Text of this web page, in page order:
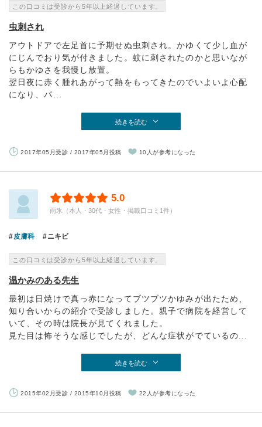
この口コミは受診から5年以上経過しています。
虫刺され
アウトドアで左足首に予期せぬ虫刺され。かゆくて少し血が
にじんでおり気が付きました。蚊に刺されたのかと思いなが
らもかゆさを我慢し放置。
翌日夜に赤く腫れあがって熱をもってきたのでいよいよ心配
になり、パ...
続きを読む
2017年05月受診 / 2017年05月投稿 10人が参考になった
5.0
雨氷（本人・30代・女性・掲載口コミ1件）
皮膚科 ニキビ
この口コミは受診から5年以上経過しています。
温かみのある先生
最初は日焼けで真っ赤になってブツブツかゆみが出たため、
知り合いからの紹介で受診しました。親子で病院を経営して
いて、その時は院長が見てくれました。
見た目は怖そうな感じでしたが、どんな症状がでているの...
続きを読む
2015年02月受診 / 2015年10月投稿 22人が参考になった